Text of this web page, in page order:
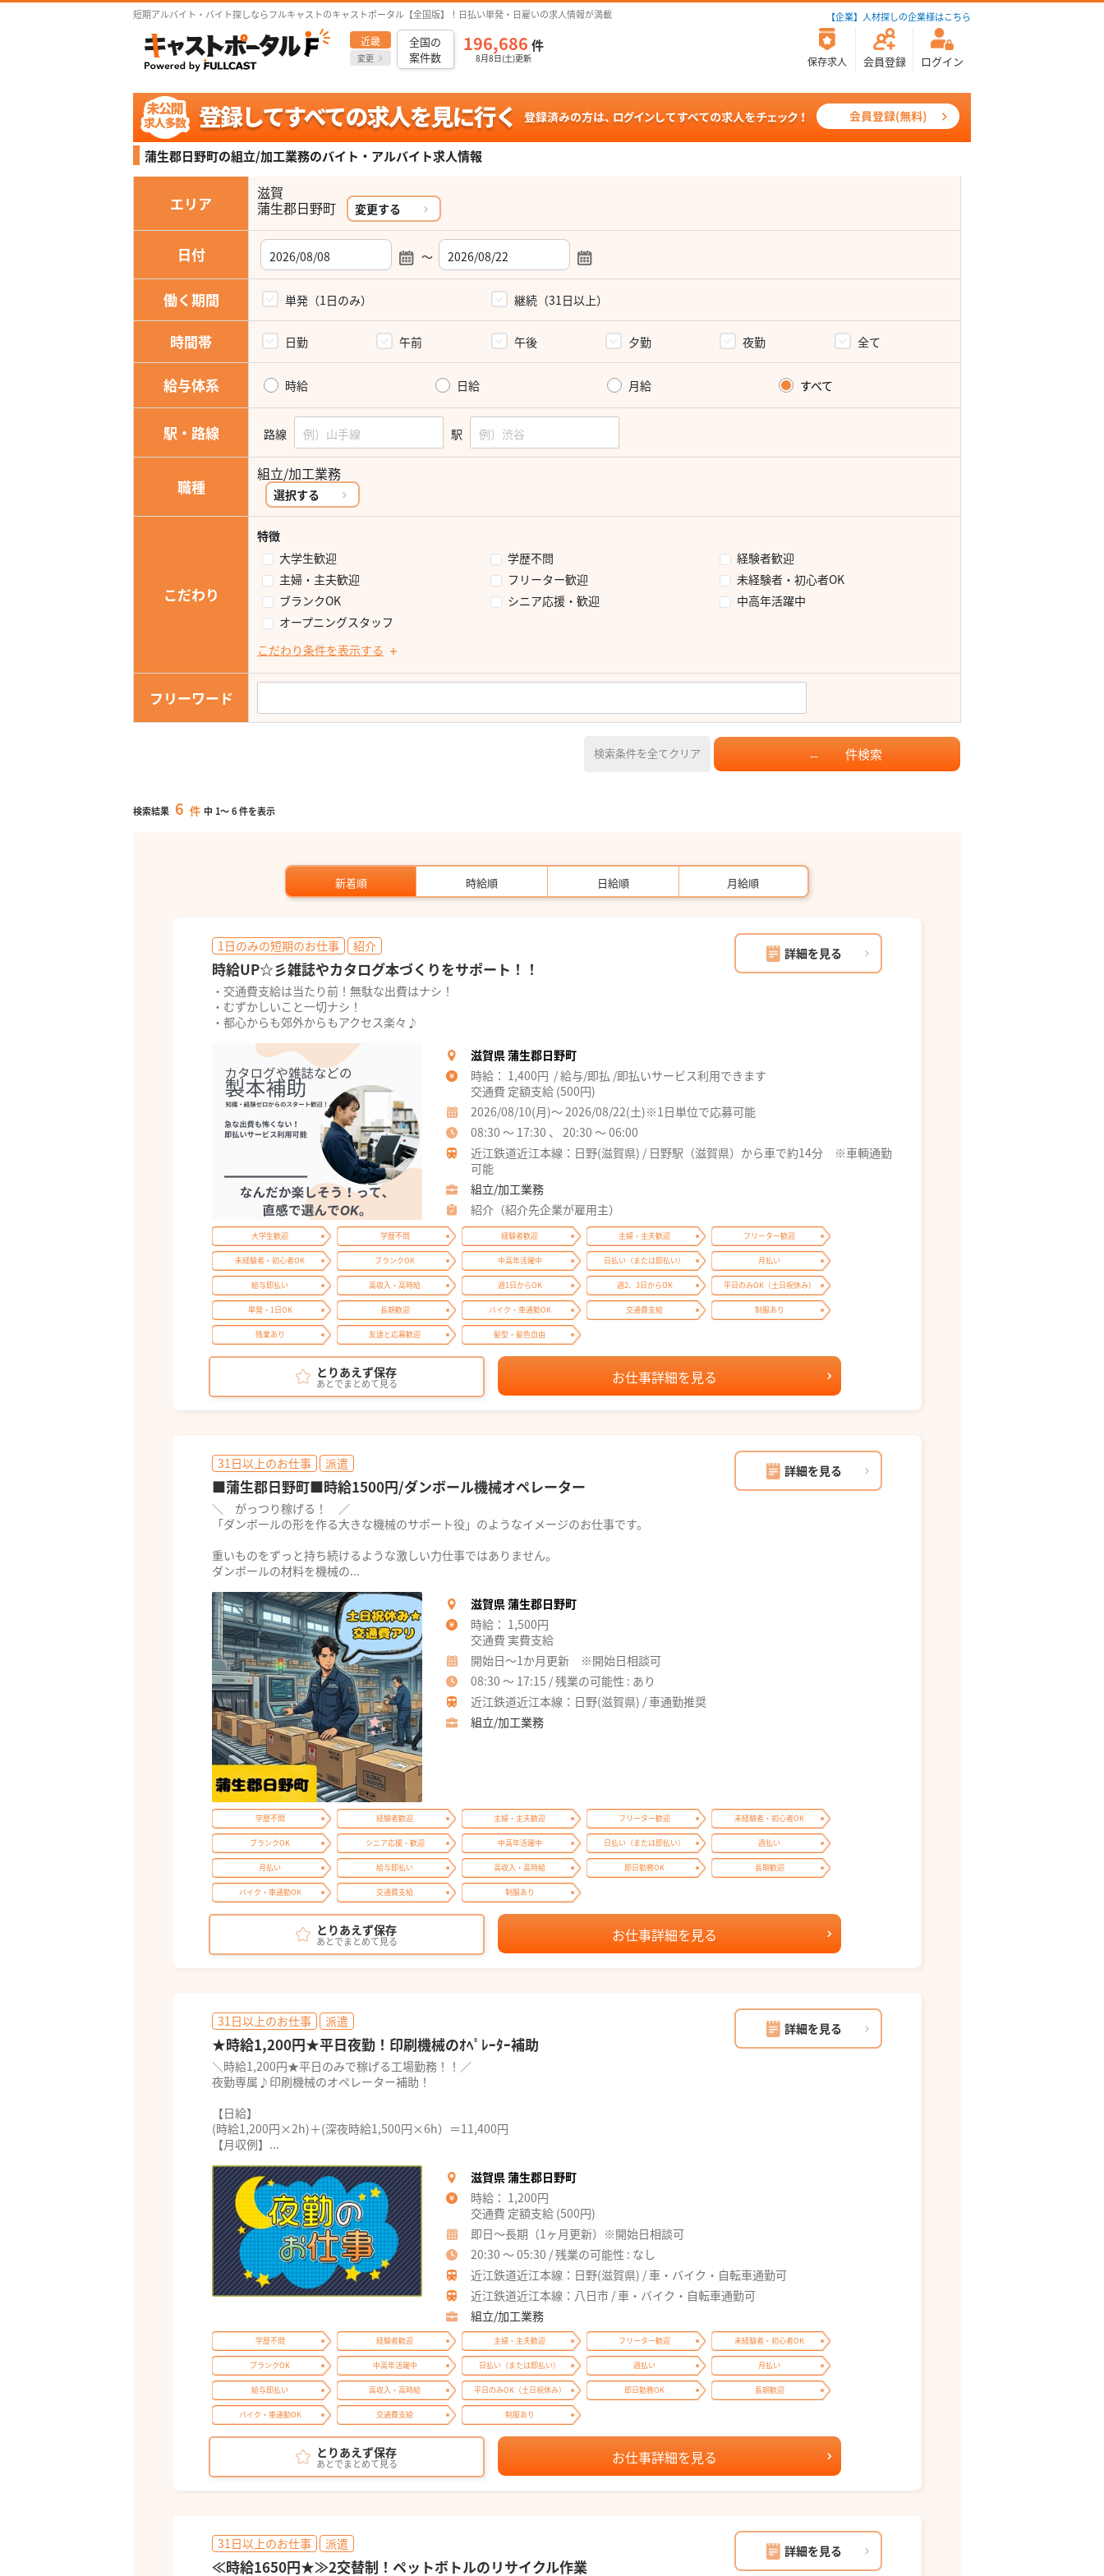
短期アルバイト・バイト探しならフルキャストのキャストポータル【全国版】！日払い単発・日雇いの求人情報が満載 【企業】人材探しの企業様はこちら
近畿
変更
全国の
案件数
196,686 件
8月8日(土)更新 保存求人 会員登録 ログイン
蒲生郡日野町の組立/加工業務のバイト・アルバイト求人情報
エリア
滋賀
蒲生郡日野町 変更する
日付 ～
働く期間 単発（1日のみ） 継続（31日以上）
時間帯 日勤 午前 午後 夕勤 夜勤 全て
給与体系 時給 日給 月給 すべて
駅・路線 路線 駅
職種
組立/加工業務
選択する
こだわり
特徴
大学生歓迎
学歴不問
経験者歓迎
主婦・主夫歓迎
フリーター歓迎
未経験者・初心者OK
ブランクOK
シニア応援・歓迎
中高年活躍中
オープニングスタッフ
こだわり条件を表示する
フリーワード
検索条件を全てクリア -- 件検索
検索結果 6 件 中 1～6件を表示
新着順 時給順 日給順 月給順
1日のみの短期のお仕事 紹介 詳細を見る
時給UP☆彡雑誌やカタログ本づくりをサポート！！
・交通費支給は当たり前！無駄な出費はナシ！
・むずかしいこと一切ナシ！
・都心からも郊外からもアクセス楽々♪
滋賀県 蒲生郡日野町
時給： 1,400円 / 給与/即払 /即払いサービス利用できます
交通費 定額支給 (500円)
2026/08/10(月)～ 2026/08/22(土)※1日単位で応募可能
08:30 ～ 17:30 、 20:30 ～ 06:00
近江鉄道近江本線：日野(滋賀県) / 日野駅（滋賀県）から車で約14分 ※車輌通勤
可能
組立/加工業務
紹介（紹介先企業が雇用主）
大学生歓迎 学歴不問 経験者歓迎 主婦・主夫歓迎 フリーター歓迎
未経験者・初心者OK ブランクOK 中高年活躍中 日払い（または即払い） 月払い
給与即払い 高収入・高時給 週1日からOK 週2、3日からOK 平日のみOK（土日祝休み）
単発・1日OK 長期歓迎 バイク・車通勤OK 交通費支給 制服あり
残業あり 友達と応募歓迎 髪型・髪色自由
とりあえず保存
あとでまとめて見る お仕事詳細を見る
31日以上のお仕事 派遣 詳細を見る
■蒲生郡日野町■時給1500円/ダンボール機械オペレーター
＼ がっつり稼げる！ ／
「ダンボールの形を作る大きな機械のサポート役」のようなイメージのお仕事です。
重いものをずっと持ち続けるような激しい力仕事ではありません。
ダンボールの材料を機械の...
滋賀県 蒲生郡日野町
時給： 1,500円
交通費 実費支給
開始日～1か月更新 ※開始日相談可
08:30 ～ 17:15 / 残業の可能性 : あり
近江鉄道近江本線：日野(滋賀県) / 車通勤推奨
組立/加工業務
学歴不問 経験者歓迎 主婦・主夫歓迎 フリーター歓迎 未経験者・初心者OK
ブランクOK シニア応援・歓迎 中高年活躍中 日払い（または即払い） 週払い
月払い 給与即払い 高収入・高時給 即日勤務OK 長期歓迎
バイク・車通勤OK 交通費支給 制服あり
とりあえず保存
あとでまとめて見る お仕事詳細を見る
31日以上のお仕事 派遣 詳細を見る
★時給1,200円★平日夜勤！印刷機械のｵﾍﾟﾚｰﾀｰ補助
＼時給1,200円★平日のみで稼げる工場勤務！！／
夜勤専属♪印刷機械のオペレーター補助！
【日給】
(時給1,200円×2h)＋(深夜時給1,500円×6h）＝11,400円
【月収例】...
滋賀県 蒲生郡日野町
時給： 1,200円
交通費 定額支給 (500円)
即日～長期（1ヶ月更新）※開始日相談可
20:30 ～ 05:30 / 残業の可能性 : なし
近江鉄道近江本線：日野(滋賀県) / 車・バイク・自転車通勤可
近江鉄道近江本線：八日市 / 車・バイク・自転車通勤可
組立/加工業務
学歴不問 経験者歓迎 主婦・主夫歓迎 フリーター歓迎 未経験者・初心者OK
ブランクOK 中高年活躍中 日払い（または即払い） 週払い 月払い
給与即払い 高収入・高時給 平日のみOK（土日祝休み） 即日勤務OK 長期歓迎
バイク・車通勤OK 交通費支給 制服あり
とりあえず保存
あとでまとめて見る お仕事詳細を見る
31日以上のお仕事 派遣 詳細を見る
≪時給1650円★≫2交替制！ペットボトルのリサイクル作業